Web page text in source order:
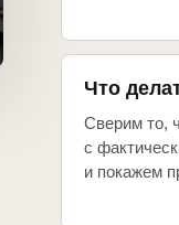
Что
Сверим то,
с
и покажем